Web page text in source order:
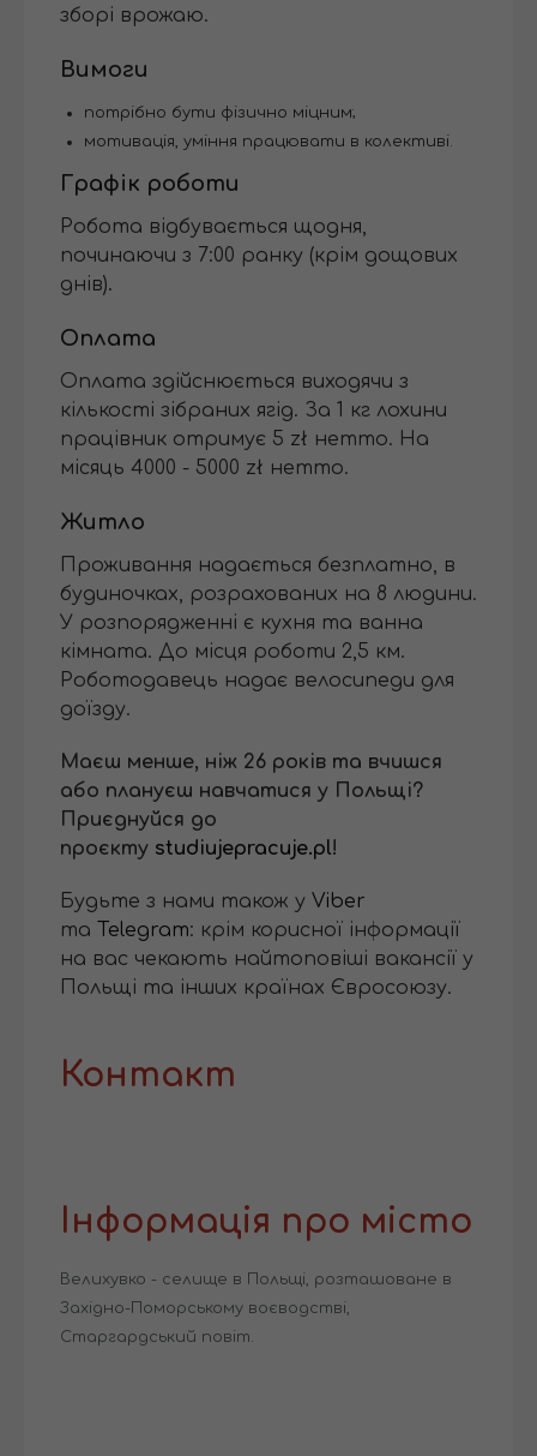
зборі врожаю.
Вимоги
потрібно бути фізично міцним;
мотивація, уміння працювати в колективі.
Графік роботи
Робота відбувається щодня,
починаючи з 7:00 ранку (крім дощових
днів).
Оплата
Оплата здійснюється виходячи з
кількості зібраних ягід. За 1 кг лохини
працівник отримує 5 zł нетто. На
місяць 4000 - 5000 zł нетто.
Житло
Проживання надається безплатно, в
будиночках, розрахованих на 8 людини.
У розпорядженні є кухня та ванна
кімната. До місця роботи 2,5 км.
Роботодавець надає велосипеди для
доїзду.
Маєш менше, ніж 26 років та вчишся
або плануєш навчатися у Польщі?
Приєднуйся до
проєкту studiujepracuje.pl!
Будьте з нами також у Viber
та
Telegram: крім корисної інформації
на вас чекають найтоповіші вакансії у
Польщі та інших країнах Євросоюзу.
Контакт
Інформація про місто
Велихувко - селище в Польщі, розташоване в
Західно-Поморському воєводстві,
Старгардський повіт.